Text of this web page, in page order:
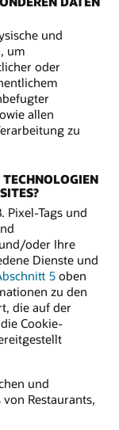
und
um
oder
allen
zu
Pixel-Tags und
oder Ihre
Dienste und
5oben
zu den
die auf der
Cookie-
und
Restaurants,